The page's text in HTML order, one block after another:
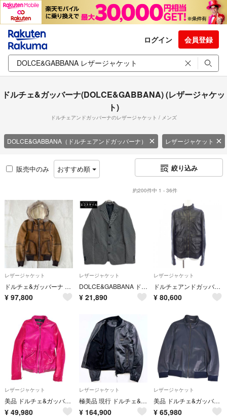
ログイン 会員登録
ドルチェ&ガッバーナ(DOLCE&GABBANA) (レザージャケッ
ト)
ドルチェアンドガッバーナのレザージャケット / メンズ
DOLCE&GABBANA（ドルチェアンドガッバーナ） レザージャケット
販売中のみ おすすめ順 絞り込み
約200件中 1 - 36件
レザージャケット
ドルチェ&ガッバーナ リアルファー ムートン レザージャケット フード 44
¥ 97,800
レザージャケット
DOLCE&GABBANA ドルチェアンドガッバーナ G2IN2T ブラック ドット総柄 テーラードジャケット 46
¥ 21,890
レザージャケット
ドルチェアンドガッバーナ DOLCE&GABBANA G9Q18L/FULVC-B レザーライダースジャケット
¥ 80,600
レザージャケット
美品 ドルチェ&ガッバーナ DOLCE&GABBANA ジャケット レザージャケット ライダース ラムレザー メンズ 48(M相当) ピンク
¥ 49,980
レザージャケット
極美品 現行 ドルチェ&ガッバーナ ラムレザージャケット ロゴプレート ブラック
¥ 164,900
レザージャケット
美品 ドルチェ&ガッバーナ DOLCE&GABBANA ジャケット レザージャケット シングル ラムレザー メンズ 52(XL相当)ネイビー
¥ 65,980